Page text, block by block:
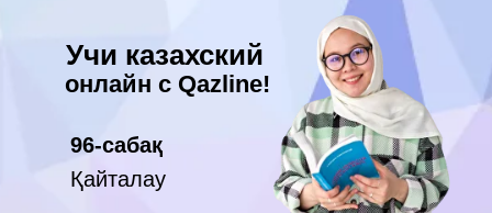
Учи казахский
онлайн с Qazline!
96-сабақ
Қайталау